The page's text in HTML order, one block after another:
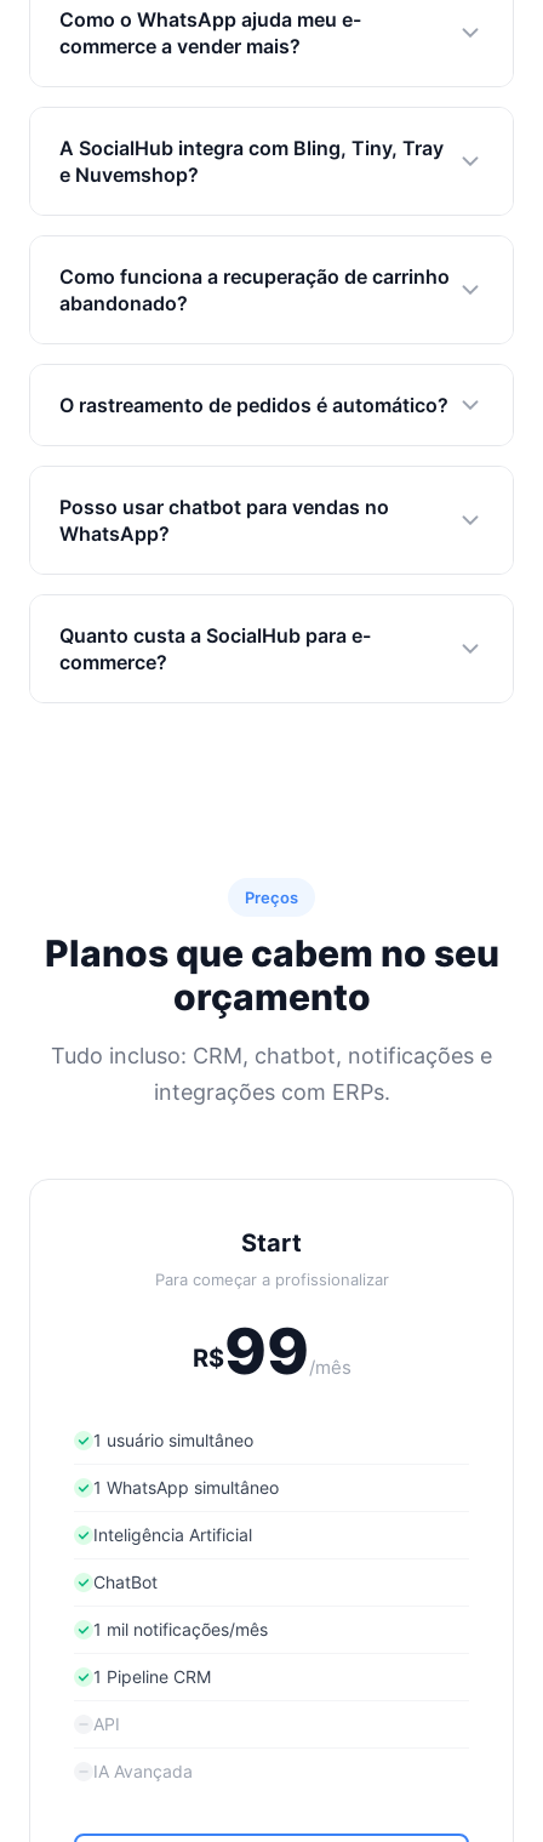
Como o WhatsApp ajuda meu e-
commerce a vender mais?
Automatiza recuperação de carrinho,
cobranças e pós-venda. O chatbot qualifica leads
24/7 e o CRM organiza o funil de vendas.
A SocialHub integra com Bling, Tiny, Tray
e Nuvemshop?
Sim. Integrações nativas sincronizam pedidos,
enviadas automaticamente via WhatsApp.
Como funciona a recuperação de carrinho
abandonado?
O sistema envia automaticamente uma
com link direto para finalizar a compra. Você
configura intervalos e mensagens.
O rastreamento de pedidos é automático?
Sim. Integrado aos Correios e transportadoras,
status no WhatsApp do cliente.
Posso usar chatbot para vendas no
WhatsApp?
Sim. O chatbot com IA apresenta produtos,
disponibilidade, envia links de compra e qualifica
Quanto custa a SocialHub para e-
commerce?
Preços
Planos que cabem no seu
orçamento
Tudo incluso: CRM, chatbot, notificações e
integrações com ERPs.
Start
Para começar a profissionalizar
R$99/mês
1 usuário simultâneo
1 WhatsApp simultâneo
Inteligência Artificial
ChatBot
1 mil notificações/mês
1 Pipeline CRM
API
IA Avançada